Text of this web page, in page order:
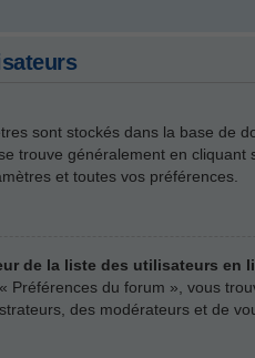
sont stockés dans la base de
trouve généralement en
et toutes vos préférences.
de la liste des utilisateurs en
Préférences du forum », vous
des modérateurs et de